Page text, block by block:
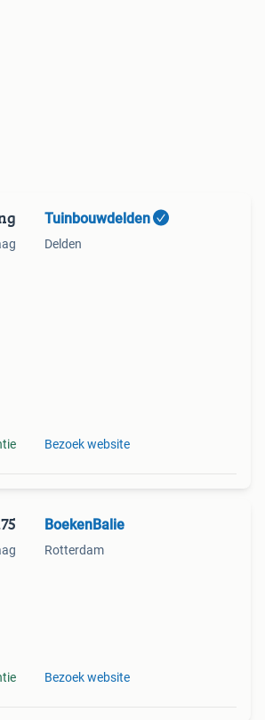
Tuinbouwdelden
Delden
Bezoek website
BoekenBalie
Rotterdam
Bezoek website